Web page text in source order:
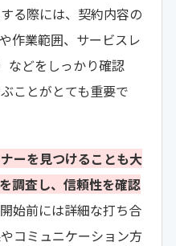
る際には、契約内容の
作業範囲、サービスレ
などをしっかり確認
ことがとても重要で
ーを見つけることも大
調査し、信頼性を確認
始前には詳細な打ち合
コミュニケーション方